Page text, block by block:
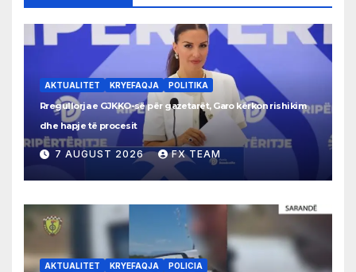
AKTUALITET KRYEFAQJA POLITIKA
Rregullorja e GJKKO-së për gazetarët, Garo kërkon rishikim
dhe hapje të procesit
7 AUGUST 2026 FX TEAM
AKTUALITET KRYEFAQJA POLICIA